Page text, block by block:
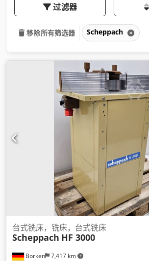
过滤器
移除所有筛选器 Scheppach
Borken 7,417 km
台式铣床，铣床，台式铣床
Scheppach HF 3000